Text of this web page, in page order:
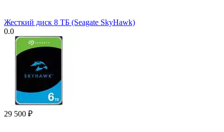
Жесткий диск 8 ТБ (Seagate SkyHawk)
0.0
29 500 ₽